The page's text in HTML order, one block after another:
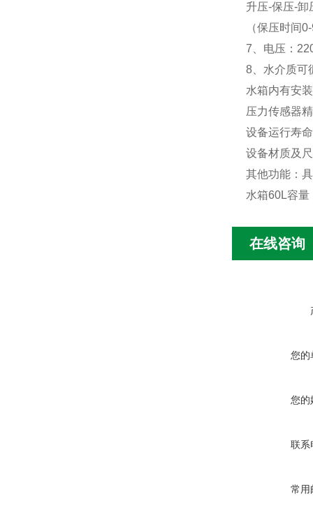
升压-保压-卸
（保压时间
7、 电压：
8、 水介质可
水箱内有安
压力传感器
设备运行寿命
设备材质及
其他功能：
水箱60L容量
在线咨询
您的
您的
联系
常用